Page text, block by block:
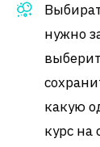
нужно
какую
курс на